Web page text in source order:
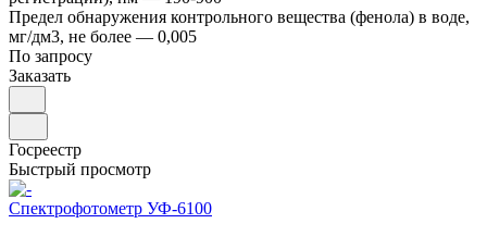
Предел обнаружения контрольного вещества (фенола) в воде,
мг/дм3, не более — 0,005
По запросу
Заказать
Госреестр
Быстрый просмотр
Спектрофотометр УФ-6100